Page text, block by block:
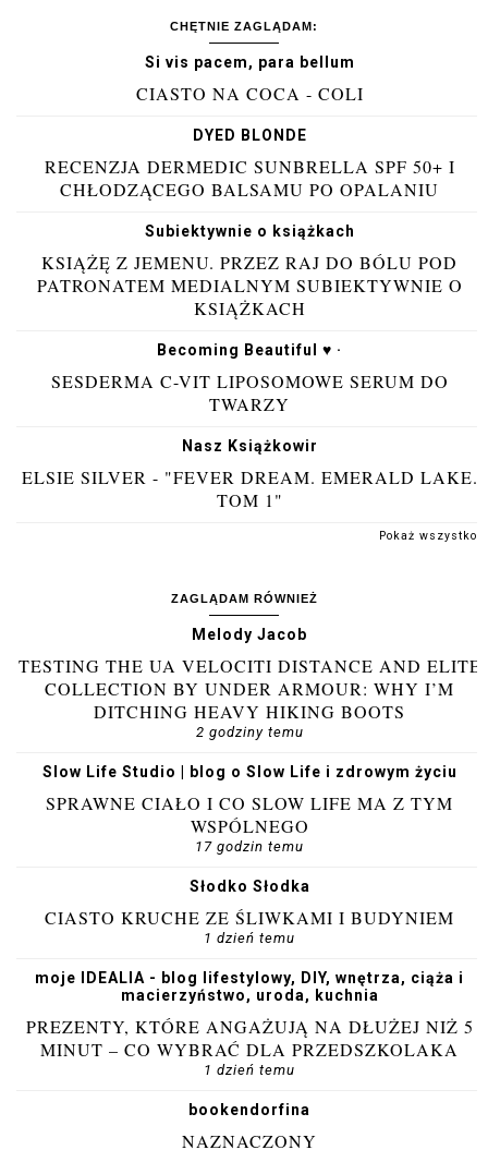
CHĘTNIE ZAGLĄDAM:
Si vis pacem, para bellum
CIASTO NA COCA - COLI
DYED BLONDE
RECENZJA DERMEDIC SUNBRELLA SPF 50+ I
CHŁODZĄCEGO BALSAMU PO OPALANIU
Subiektywnie o książkach
KSIĄŻĘ Z JEMENU. PRZEZ RAJ DO BÓLU POD
PATRONATEM MEDIALNYM SUBIEKTYWNIE O
KSIĄŻKACH
Becoming Beautiful ♥ ·
SESDERMA C-VIT LIPOSOMOWE SERUM DO
TWARZY
Nasz Książkowir
ELSIE SILVER - "FEVER DREAM. EMERALD LAKE.
TOM 1"
Pokaż wszystko
ZAGLĄDAM RÓWNIEŻ
Melody Jacob
TESTING THE UA VELOCITI DISTANCE AND ELITE
COLLECTION BY UNDER ARMOUR: WHY I’M
DITCHING HEAVY HIKING BOOTS
2 godziny temu
Slow Life Studio | blog o Slow Life i zdrowym życiu
SPRAWNE CIAŁO I CO SLOW LIFE MA Z TYM
WSPÓLNEGO
17 godzin temu
Słodko Słodka
CIASTO KRUCHE ZE ŚLIWKAMI I BUDYNIEM
1 dzień temu
moje IDEALIA - blog lifestylowy, DIY, wnętrza, ciąża i
macierzyństwo, uroda, kuchnia
PREZENTY, KTÓRE ANGAŻUJĄ NA DŁUŻEJ NIŻ 5
MINUT – CO WYBRAĆ DLA PRZEDSZKOLAKA
1 dzień temu
bookendorfina
NAZNACZONY